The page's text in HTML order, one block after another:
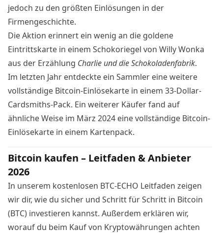
jedoch zu den größten Einlösungen in der
Firmengeschichte.
Die Aktion erinnert ein wenig an die goldene
Eintrittskarte in einem Schokoriegel von Willy Wonka
aus der Erzählung Charlie und die Schokoladenfabrik.
Im letzten Jahr entdeckte ein Sammler eine weitere
vollständige Bitcoin-Einlösekarte in einem 33-Dollar-
Cardsmiths-Pack. Ein weiterer Käufer fand auf
ähnliche Weise im März 2024 eine vollständige Bitcoin-
Einlösekarte in einem Kartenpack.
Bitcoin kaufen – Leitfaden & Anbieter
2026
In unserem kostenlosen BTC-ECHO Leitfaden zeigen
wir dir, wie du sicher und Schritt für Schritt in Bitcoin
(BTC) investieren kannst. Außerdem erklären wir,
worauf du beim Kauf von Kryptowährungen achten